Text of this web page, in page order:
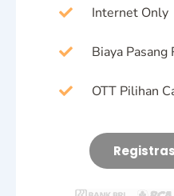
Internet Only
Biaya
OTT Pilihan